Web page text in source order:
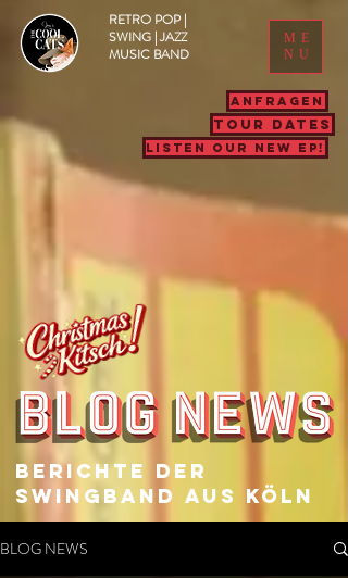
ME
NU
RETRO POP |
SWING | JAZZ
MUSIC BAND
ANFRAGEN
TOUR DATES
LISTEN OUR NEW EP!
Berichte Der
SWingband aus Köln
BLOG NEWS